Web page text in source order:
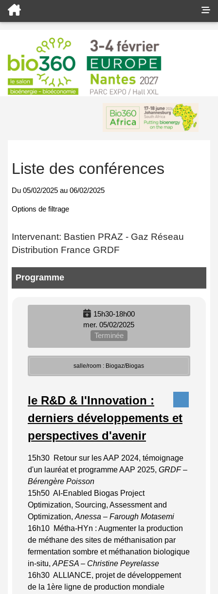
Liste des conférences
Du 05/02/2025 au 06/02/2025
Options de filtrage
Intervenant: Bastien PRAZ - Gaz Réseau
Distribution France GRDF
Programme
15h30-18h00
mer. 05/02/2025
Terminée
salle/room : Biogaz/Biogas
le R&D & l'Innovation :
derniers développements et
perspectives d'avenir
15h30 Retour sur les AAP 2024, témoignage
d'un lauréat et programme AAP 2025, GRDF –
Bérengère Poisson
15h50 AI-Enabled Biogas Project
Optimization, Sourcing, Assessment and
Optimization, Anessa – Farough Motasemi
16h10 Métha-HYn : Augmenter la production
de méthane des sites de méthanisation par
fermentation sombre et méthanation biologique
in-situ, APESA – Christine Peyrelasse
16h30 ALLIANCE, projet de développement
de la 1ère ligne de production mondiale